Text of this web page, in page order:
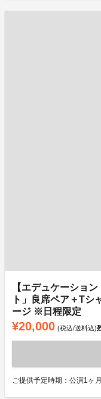
【エデュケーショ
ト」良席ペア＋Tシ
ージ ※日程限定
¥20,000 (税込/送料込)
ご提供予定時期：公演1ヶ